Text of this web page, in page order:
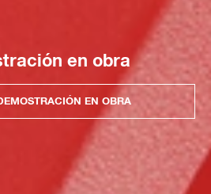
en obra
EN OBRA